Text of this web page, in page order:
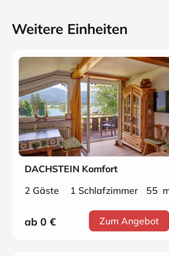
Weitere Einheiten
DACHSTEIN Komfort
2 Gäste
1 Schlafzimmer 55
ab 0 € Zum Angebot